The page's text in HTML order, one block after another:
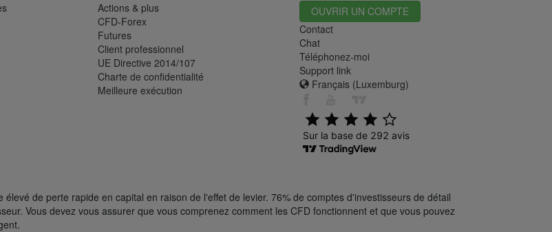
Actions & plus
CFD-Forex
Futures
Client professionnel
UE Directive 2014/107
Charte de confidentialité
Meilleure exécution
OUVRIR UN COMPTE
Contact
Chat
Téléphonez-moi
Support link
Français (Luxemburg)
de perte rapide en capital en raison de l'effet de levier. 76% de comptes d'investisseurs de détail
Vous devez vous assurer que vous comprenez comment les CFD fonctionnent et que vous pouvez